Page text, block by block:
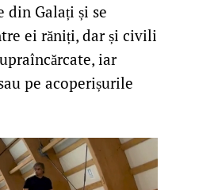
Galați și se
ei răniți, dar și civili
iar
pe acoperișurile